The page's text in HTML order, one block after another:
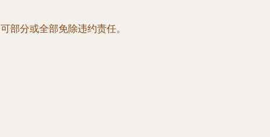
部分或全部免除违约责任。